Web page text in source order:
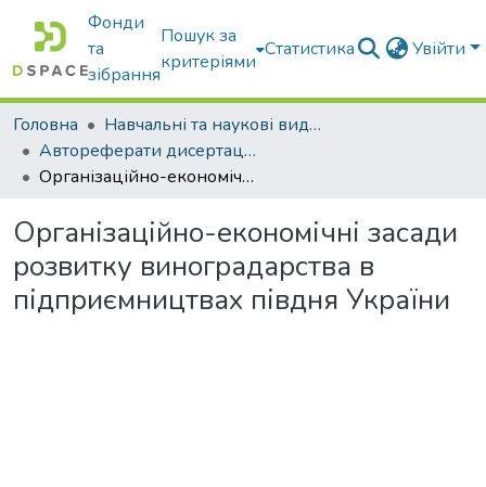
Фонди
та
зібрання
Пошук за
критеріями
Статистика Увійти
Головна
Навчальні та наукові видання
Автореферати дисертацій та дисертації
Організаційно-економічні засади розвитку виноградарства в підприємництвах півдня України
Організаційно-економічні засади
розвитку виноградарства в
підприємництвах півдня України